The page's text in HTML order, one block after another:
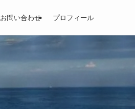
お問い合わせ プロフィール